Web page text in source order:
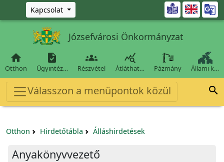
Ugrás a fő tartalomra
Kapcsolat 
Józsefvárosi Önkormányzat

Otthon

Ügyintéz…

Részvétel

Átláthat… Pázmány Állami k…
Válasszon a menüpontok közül 
Otthon Hirdetőtábla Álláshirdetések
Anyakönyvvezető